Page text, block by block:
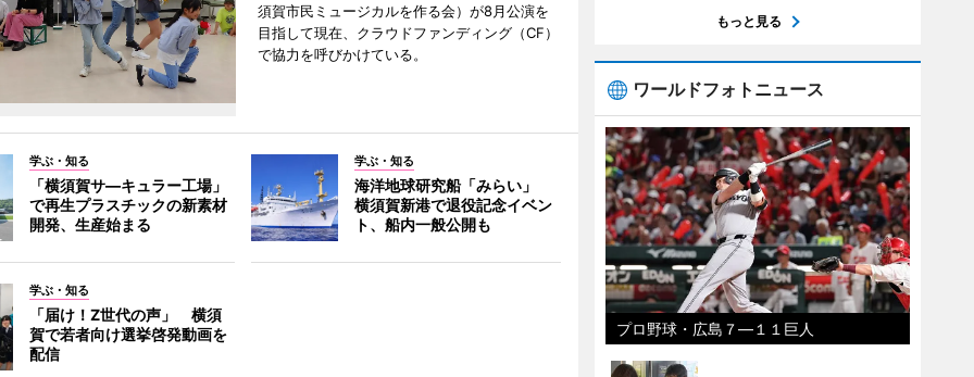
須賀市民ミュージカルを作る会）が8月公演を
目指して現在、クラウドファンディング（CF）
で協力を呼びかけている。
学ぶ・知る
「横須賀サ―キュラー工場」
で再生プラスチックの新素材
開発、生産始まる
学ぶ・知る
海洋地球研究船「みらい」
横須賀新港で退役記念イベン
ト、船内一般公開も
学ぶ・知る
「届け！Z世代の声」 横須
賀で若者向け選挙啓発動画を
配信
もっと見る
ワールドフォトニュース
プロ野球・広島７―１１巨人